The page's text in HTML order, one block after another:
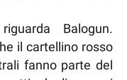
Balogun.
il cartellino rosso
fanno parte del